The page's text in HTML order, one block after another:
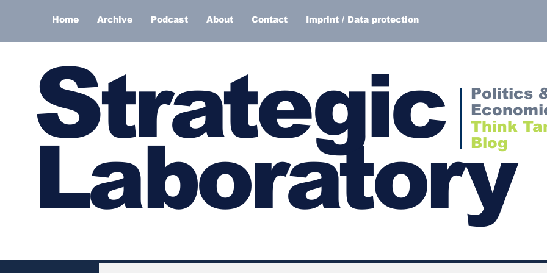
Home Archive Podcast About Contact Imprint / Data protection
Strategic
Laboratory
Politics
Think
Blog